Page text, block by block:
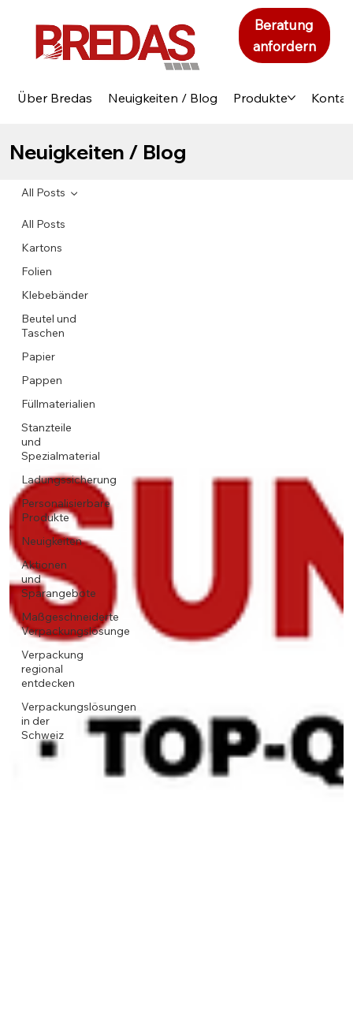
Über Bredas Neuigkeiten / Blog Produkte
Beratung
anfordern
Neuigkeiten / Blog
All Posts
Kartons
Folien
Klebebänder
Beutel und
Taschen
Papier
Pappen
Füllmaterialien
Stanzteile
und
Spezialmaterial
Ladungssicherung
Personalisierbare
Produkte
Neuigkeiten
Aktionen
und
Sparangebote
Maßgeschneiderte
Verpackungslösunge
Verpackung
regional
entdecken
Verpackungslösungen
in der
Schweiz
All Posts